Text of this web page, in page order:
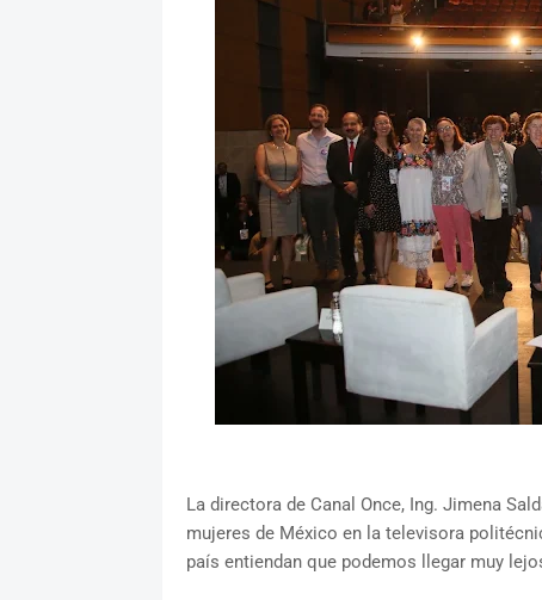
La directora de Canal Once, Ing. Jimena
mujeres de México en la televisora
país entiendan que podemos llegar muy